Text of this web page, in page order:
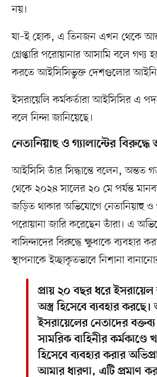
নয়।
যা–ই হোক, এ তিনজন এখন থেকে
গ্রেপ্তারি পরোয়ানার আসামি বলে গণ্য
করতে আইসিসিভুক্ত দেশগুলোর আইনি
ইসরায়েলি কর্মকর্তারা আইসিসির এ
বলে নিন্দা জানিয়েছে।
নেতানিয়াহু ও গ্যালান্টের
আইসিসি তাঁর সিদ্ধান্তে বলেন, অন্তত
থেকে ২০২৪ সালের ২০ মে পর্যন্ত
জড়িত থাকার অভিযোগে নেতানিয়াহু ও
পরোয়ানা জারি করেছেন তাঁরা। এ
বাসিন্দাদের বিরুদ্ধে ক্ষুধাকে ব্যবহার করা
স্থাপনাকে ইচ্ছাকৃতভাবে নিশানা
প্রায় ২০ বছর ধরে ইসরায়েল
অস্ত্র হিসেবে ব্যবহার
ইসরায়েলের নেতাদের
সামরিক বাহিনীর কর্মকাণ্ডে
হিসেবে ব্যবহার করার
আমার ধারণা, এটি প্রমাণ